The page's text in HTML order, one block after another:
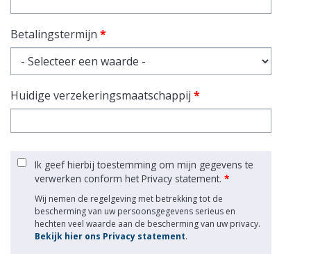
Betalingstermijn *
Huidige verzekeringsmaatschappij *
Ik geef hierbij toestemming om mijn gegevens te
verwerken conform het Privacy statement. *
Wij nemen de regelgeving met betrekking tot de
bescherming van uw persoonsgegevens serieus en
hechten veel waarde aan de bescherming van uw privacy.
Bekijk hier ons Privacy statement.